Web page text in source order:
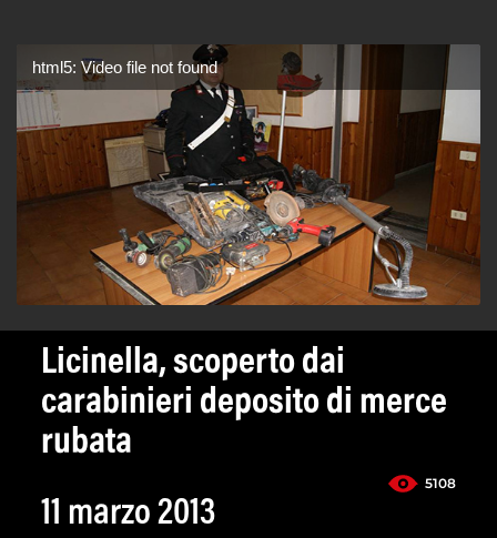
html5: Video file not found
Licinella, scoperto dai
carabinieri deposito di merce
rubata
5108
11 marzo 2013